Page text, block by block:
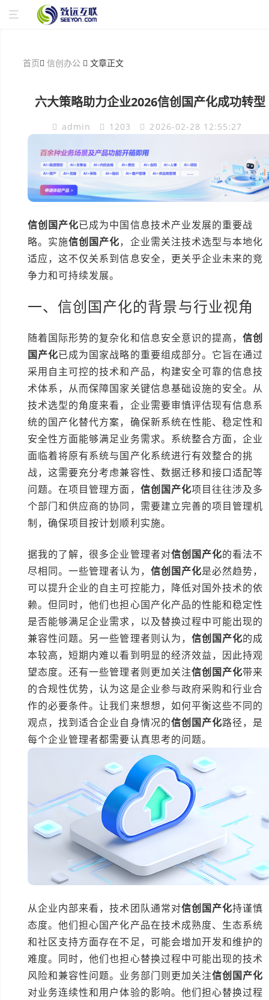
首页 信创办公 文章正文
六大策略助力企业2026信创国产化成功转型
admin 1203 2026-02-28 12:55:27
信创国产化已成为中国信息技术产业发展的重要战
略。实施信创国产化，企业需关注技术选型与本地化
适应，这不仅关系到信息安全，更关乎企业未来的竞
争力和可持续发展。
一、信创国产化的背景与行业视角
随着国际形势的复杂化和信息安全意识的提高，信创
国产化已成为国家战略的重要组成部分。它旨在通过
采用自主可控的技术和产品，构建安全可靠的信息技
术体系，从而保障国家关键信息基础设施的安全。从
技术选型的角度来看，企业需要审慎评估现有信息系
统的国产化替代方案，确保新系统在性能、稳定性和
安全性方面能够满足业务需求。系统整合方面，企业
面临着将原有系统与国产化系统进行有效整合的挑
战，这需要充分考虑兼容性、数据迁移和接口适配等
问题。在项目管理方面， 信创国产化项目往往涉及多
个部门和供应商的协同，需要建立完善的项目管理机
制，确保项目按计划顺利实施。
据我的了解，很多企业管理者对信创国产化的看法不
尽相同。一些管理者认为， 信创国产化是必然趋势，
可以提升企业的自主可控能力，降低对国外技术的依
赖。但同时，他们也担心国产化产品的性能和稳定性
是否能够满足企业需求，以及替换过程中可能出现的
兼容性问题。另一些管理者则认为， 信创国产化的成
本较高，短期内难以看到明显的经济效益，因此持观
望态度。还有一些管理者则更加关注信创国产化带来
的合规性优势，认为这是企业参与政府采购和行业合
作的必要条件。让我们来想想，如何平衡这些不同的
观点，找到适合企业自身情况的信创国产化路径，是
每个企业管理者都需要认真思考的问题。
从企业内部来看，技术团队通常对信创国产化持谨慎
态度。他们担心国产化产品在技术成熟度、生态系统
和社区支持方面存在不足，可能会增加开发和维护的
难度。同时，他们也担心替换过程中可能出现的技术
风险和兼容性问题。业务部门则更加关注信创国产化
对业务连续性和用户体验的影响。他们担心替换过程